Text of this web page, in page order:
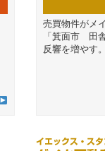
売買物件がメ
「箕面市 田
反響を増やす